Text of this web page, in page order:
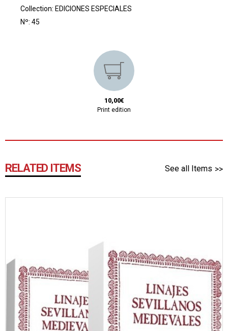
Collection: EDICIONES ESPECIALES
Nº: 45
10,00€
Print edition
RELATED ITEMS See all Items